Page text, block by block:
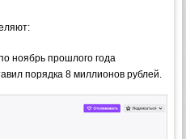
ноябрь прошлого года
порядка 8 миллионов рублей.